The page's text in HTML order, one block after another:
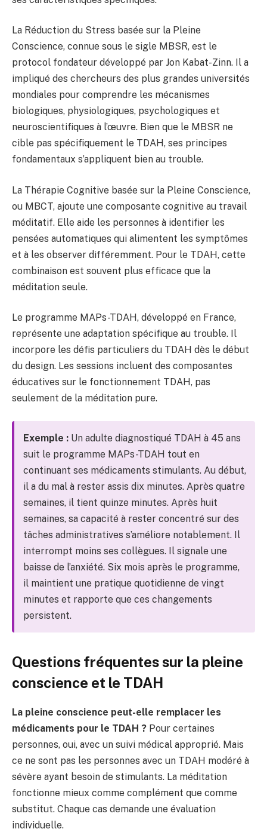
La Réduction du Stress basée sur la Pleine
Conscience, connue sous le sigle MBSR, est le
protocol fondateur développé par Jon Kabat-Zinn. Il a
impliqué des chercheurs des plus grandes universités
mondiales pour comprendre les mécanismes
biologiques, physiologiques, psychologiques et
neuroscientifiques à l’œuvre. Bien que le MBSR ne
cible pas spécifiquement le TDAH, ses principes
fondamentaux s’appliquent bien au trouble.
La Thérapie Cognitive basée sur la Pleine Conscience,
ou MBCT, ajoute une composante cognitive au travail
méditatif. Elle aide les personnes à identifier les
pensées automatiques qui alimentent les symptômes
et à les observer différemment. Pour le TDAH, cette
combinaison est souvent plus efficace que la
méditation seule.
Le programme MAPs-TDAH, développé en France,
représente une adaptation spécifique au trouble. Il
incorpore les défis particuliers du TDAH dès le début
du design. Les sessions incluent des composantes
éducatives sur le fonctionnement TDAH, pas
seulement de la méditation pure.
Exemple : Un adulte diagnostiqué TDAH à 45 ans
suit le programme MAPs-TDAH tout en
continuant ses médicaments stimulants. Au début,
il a du mal à rester assis dix minutes. Après quatre
semaines, il tient quinze minutes. Après huit
semaines, sa capacité à rester concentré sur des
tâches administratives s’améliore notablement. Il
interrompt moins ses collègues. Il signale une
baisse de l’anxiété. Six mois après le programme,
il maintient une pratique quotidienne de vingt
minutes et rapporte que ces changements
persistent.
Questions fréquentes sur la pleine
conscience et le TDAH
La pleine conscience peut-elle remplacer les
médicaments pour le TDAH ? Pour certaines
personnes, oui, avec un suivi médical approprié. Mais
ce ne sont pas les personnes avec un TDAH modéré à
sévère ayant besoin de stimulants. La méditation
fonctionne mieux comme complément que comme
substitut. Chaque cas demande une évaluation
individuelle.